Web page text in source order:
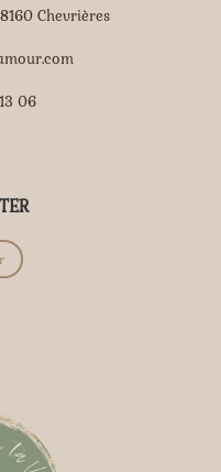
Chevrières
06